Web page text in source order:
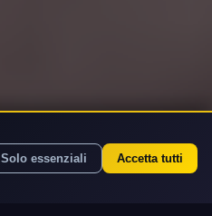
Solo essenziali Accetta tutti